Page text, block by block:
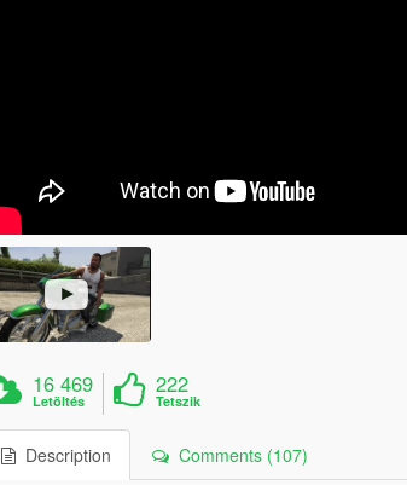
16 469
Letöltés
222
Tetszik
Description Comments (107)